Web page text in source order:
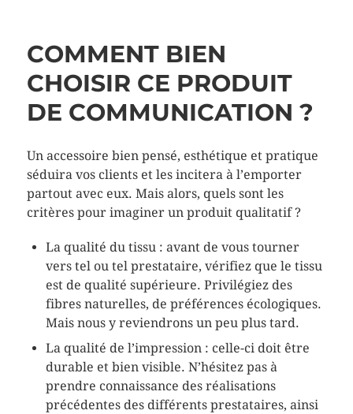
COMMENT BIEN
CHOISIR CE PRODUIT
DE COMMUNICATION ?
Un accessoire bien pensé, esthétique et pratique
séduira vos clients et les incitera à l’emporter
partout avec eux. Mais alors, quels sont les
critères pour imaginer un produit qualitatif ?
La qualité du tissu : avant de vous tourner
vers tel ou tel prestataire, vérifiez que le tissu
est de qualité supérieure. Privilégiez des
fibres naturelles, de préférences écologiques.
Mais nous y reviendrons un peu plus tard.
La qualité de l’impression : celle-ci doit être
durable et bien visible. N’hésitez pas à
prendre connaissance des réalisations
précédentes des différents prestataires, ainsi